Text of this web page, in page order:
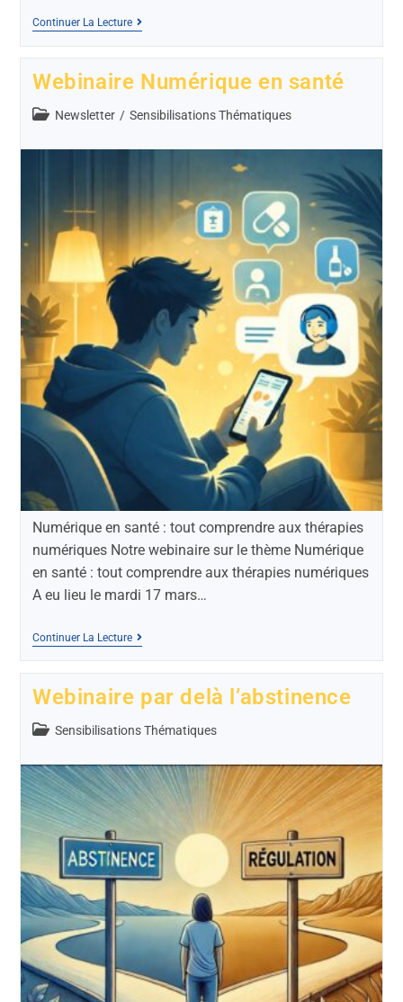
Continuer La Lecture
Webinaire Numérique en santé
Newsletter / Sensibilisations Thématiques
Numérique en santé : tout comprendre aux thérapies
numériques Notre webinaire sur le thème Numérique
en santé : tout comprendre aux thérapies numériques
A eu lieu le mardi 17 mars…
Continuer La Lecture
Webinaire par delà l’abstinence
Sensibilisations Thématiques